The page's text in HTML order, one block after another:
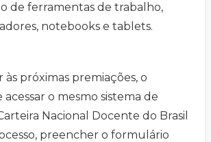
de ferramentas de trabalho,
notebooks e tablets.
às próximas premiações, o
o mesmo sistema de
Nacional Docente do Brasil
preencher o formulário